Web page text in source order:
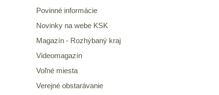
Povinné informácie
Novinky na webe KSK
Magazín - Rozhýbaný kraj
Videomagazín
Voľné miesta
Verejné obstarávanie